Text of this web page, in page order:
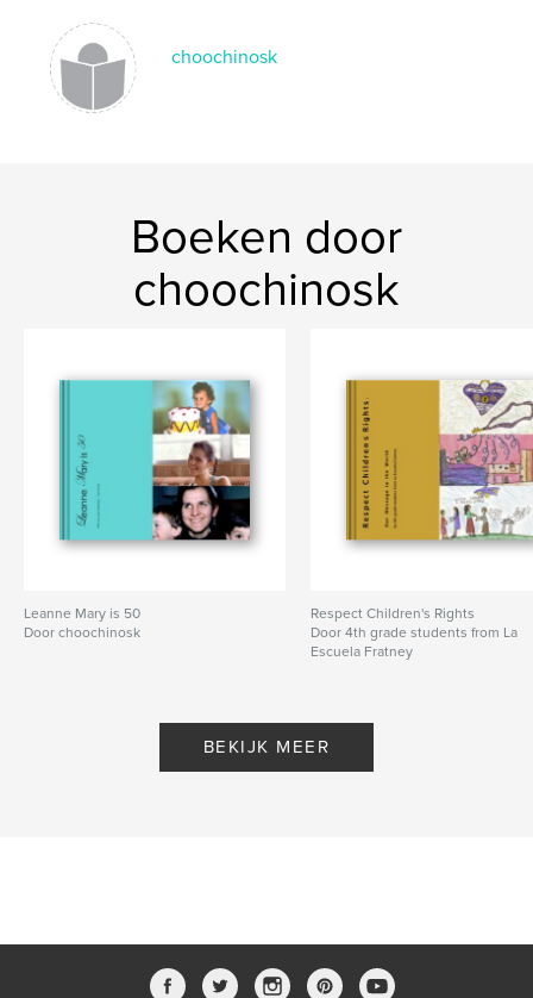
choochinosk
Boeken door
choochinosk
Leanne Mary is 50
Door choochinosk
Respect Children's Rights
Door 4th grade students from La
Escuela Fratney
BEKIJK MEER